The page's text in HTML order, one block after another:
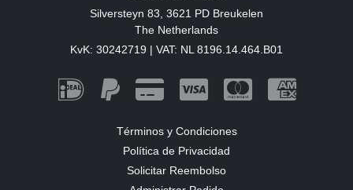
Silversteyn 83, 3621 PD Breukelen
The Netherlands
KvK: 30242719 | VAT: NL 8196.14.464.B01
Términos y Condiciones
Política de Privacidad
Solicitar Reembolso